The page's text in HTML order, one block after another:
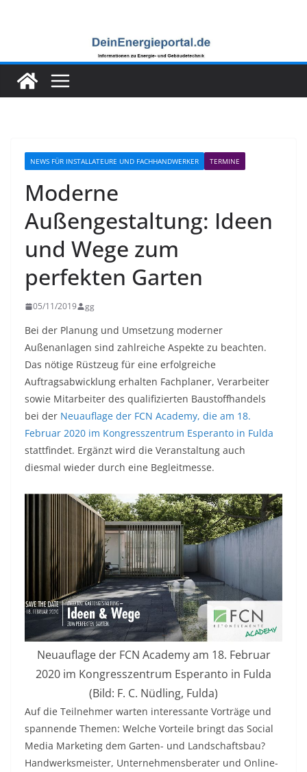
NEWS FÜR INSTALLATEURE UND FACHHANDWERKER TERMINE
Moderne
Außengestaltung: Ideen
und Wege zum
perfekten Garten
05/11/2019 gg
Bei der Planung und Umsetzung moderner
Außenanlagen sind zahlreiche Aspekte zu beachten.
Das nötige Rüstzeug für eine erfolgreiche
Auftragsabwicklung erhalten Fachplaner, Verarbeiter
sowie Mitarbeiter des qualifizierten Baustoffhandels
bei der Neuauflage der FCN Academy, die am 18.
Februar 2020 im Kongresszentrum Esperanto in Fulda
stattfindet. Ergänzt wird die Veranstaltung auch
diesmal wieder durch eine Begleitmesse.
Neuauflage der FCN Academy am 18. Februar
2020 im Kongresszentrum Esperanto in Fulda
(Bild: F. C. Nüdling, Fulda)
Auf die Teilnehmer warten interessante Vorträge und
spannende Themen: Welche Vorteile bringt das Social
Media Marketing dem Garten- und Landschaftsbau?
Handwerksmeister, Unternehmensberater und Online-